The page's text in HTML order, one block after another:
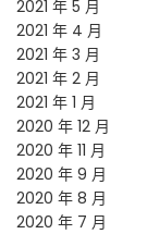
2021 年 5 月
2021 年 4 月
2021 年 3 月
2021 年 2 月
2021 年 1 月
2020 年 12 月
2020 年 11 月
2020 年 9 月
2020 年 8 月
2020 年 7 月